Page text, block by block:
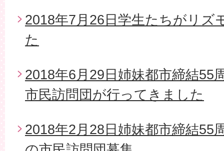
2018年7月26日学生たちがリズ
た
2018年6月29日姉妹都市締結55
市民訪問団が行ってきました
2018年2月28日姉妹都市締結55